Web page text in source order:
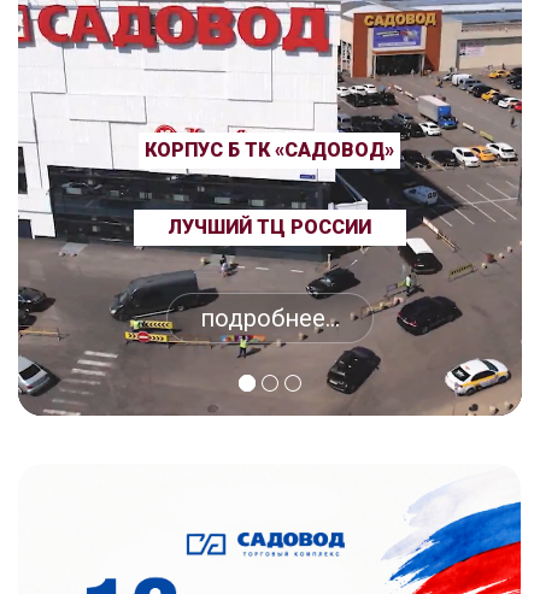
КОРПУС Б ТК «САДОВОД»
ЛУЧШИЙ ТЦ РОССИИ
подробнее...